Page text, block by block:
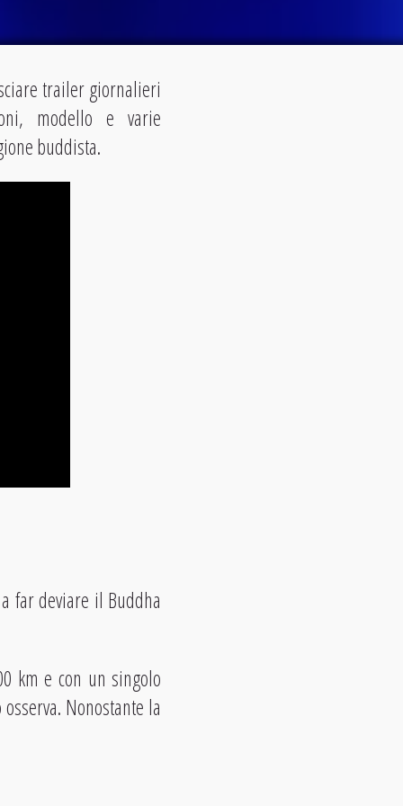
trailer giornalieri
modello e varie
buddista.
far deviare il Buddha
km e con un singolo
Nonostante la